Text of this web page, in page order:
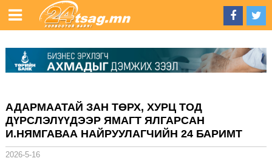
АДАРМААТАЙ ЗАН ТӨРХ, ХУРЦ ТOД
ДҮРСЛЭЛҮҮДЭЭР ЯМАГТ ЯЛГАРСАН
И.НЯМГАВАА НАЙРУУЛАГЧИЙН 24 БАРИМТ
2026-5-16